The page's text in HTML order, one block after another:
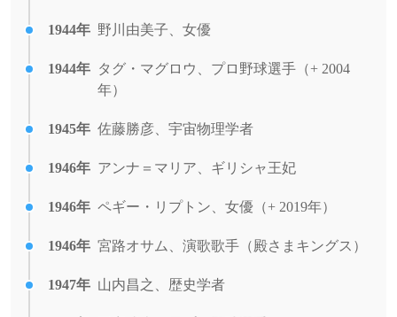
1944年 野川由美子、女優
1944年 タグ・マグロウ、プロ野球選手（+ 2004
年）
1945年 佐藤勝彦、宇宙物理学者
1946年 アンナ＝マリア、ギリシャ王妃
1946年 ペギー・リプトン、女優（+ 2019年）
1946年 宮路オサム、演歌歌手（殿さまキングス）
1947年 山内昌之、歴史学者